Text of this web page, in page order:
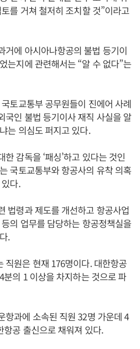
를 거쳐 철저히 조치할 것”이라고
거에 아시아나항공의 불법 등기이
는지에 관련해서는 “알 수 없다”는
토교통부 공무원들이 진에어 사례
국인 불법 등기이사 재직 사실을 알
는 의심도 퍼지고 있다.
감독을 ‘패싱’하고 있다는 것인
국토교통부와 항공사의 유착 의혹
다.
법령과 제도를 개선하고 항공사업
의 업무를 담당하는 항공정책실을
.
직원은 현재 176명이다. 대한항공
분의 1 이상을 차지하는 것으로 파
항과에 소속된 직원 32명 가운데 4
공 출신으로 채워져 있다.